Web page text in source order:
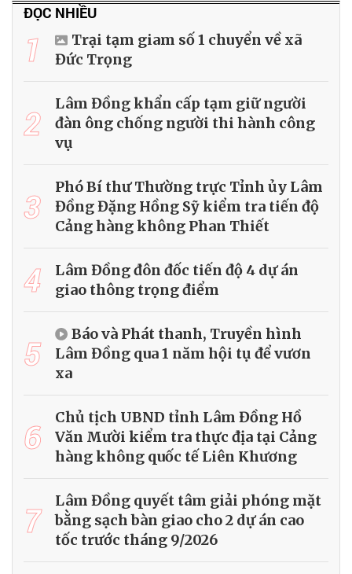
ĐỌC NHIỀU
1
Trại tạm giam số 1 chuyển về xã
Đức Trọng
2
Lâm Đồng khẩn cấp tạm giữ người
đàn ông chống người thi hành công
vụ
3
Phó Bí thư Thường trực Tỉnh ủy Lâm
Đồng Đặng Hồng Sỹ kiểm tra tiến độ
Cảng hàng không Phan Thiết
4
Lâm Đồng đôn đốc tiến độ 4 dự án
giao thông trọng điểm
5
Báo và Phát thanh, Truyền hình
Lâm Đồng qua 1 năm hội tụ để vươn
xa
6
Chủ tịch UBND tỉnh Lâm Đồng Hồ
Văn Mười kiểm tra thực địa tại Cảng
hàng không quốc tế Liên Khương
7
Lâm Đồng quyết tâm giải phóng mặt
bằng sạch bàn giao cho 2 dự án cao
tốc trước tháng 9/2026